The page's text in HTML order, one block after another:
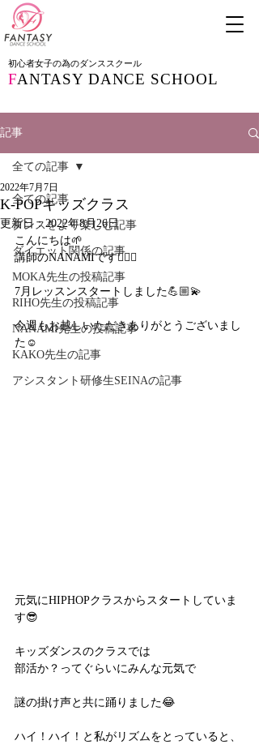
初心者女子の為のダンススクール
FANTASY DANCE SCHOOL
記事
全ての記事
ダンスをより楽しむ記事
ダイエット関係の記事
MOKA先生の投稿記事
RIHO先生の投稿記事
NANAMI先生の投稿記事
KAKO先生の記事
アシスタント研修生SEINAの記事
全ての記事
K-POPキッズクラス
2022年7月7日
更新日：2022年8月26日
こんにちは🌱
講師のNANAMIです🙋🏻‍♀️
7月レッスンスタートしました💪🏼💫
今週もお越しいただきありがとうございまし
た☺️
元気にHIPHOPクラスからスタートしていま
す😎
キッズダンスのクラスでは
部活か？ってぐらいにみんな元気で
謎の掛け声と共に踊りました😂
ハイ！ハイ！と私がリズムをとっていると、